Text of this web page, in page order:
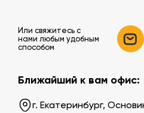
Или свяжитесь c
нами любым удобным
способом
Ближайший к вам офис:
г. Екатеринбург,